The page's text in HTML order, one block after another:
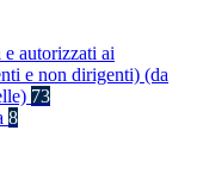
autorizzati ai
e non dirigenti) (da
73
8